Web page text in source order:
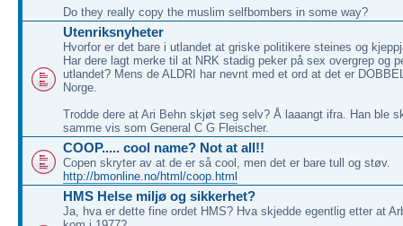
Do they really copy the muslim selfbombers in some way?
Utenriksnyheter
Hvorfor er det bare i utlandet at griske politikere steines og
Har dere lagt merke til at NRK stadig peker på sex overgrep og
utlandet? Mens de ALDRI har nevnt med et ord at det er
Norge.
Trodde dere at Ari Behn skjøt seg selv? Å laaangt ifra. Han ble
samme vis som General C G Fleischer.
COOP..... cool name? Not at all!!
Copen skryter av at de er så cool, men det er bare tull og støv.
http://bmonline.no/html/coop.html
HMS Helse miljø og sikkerhet?
Ja, hva er dette fine ordet HMS? Hva skjedde egentlig etter at